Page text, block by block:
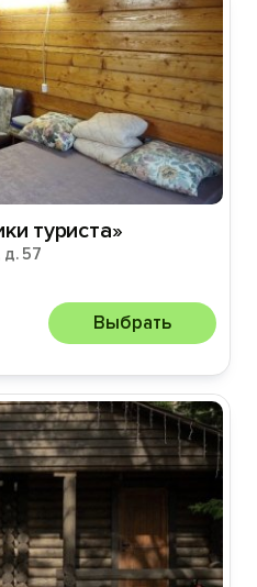
туриста»
д. 57
Выбрать